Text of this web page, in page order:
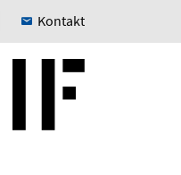
Kontakt